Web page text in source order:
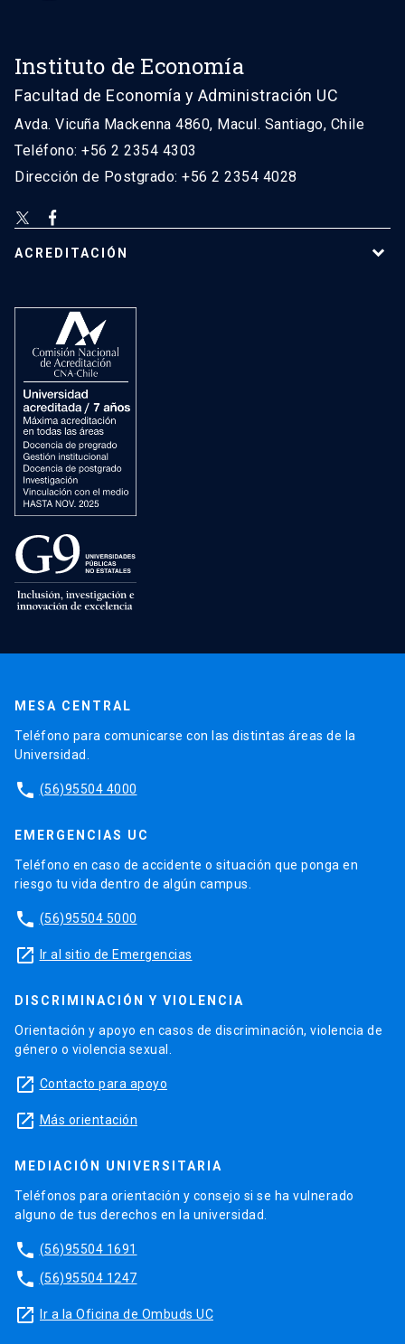
Instituto de Economía
Facultad de Economía y Administración UC
Avda. Vicuña Mackenna 4860, Macul. Santiago, Chile
Teléfono: +56 2 2354 4303
Dirección de Postgrado: +56 2 2354 4028
ACREDITACIÓN
MESA CENTRAL
Teléfono para comunicarse con las distintas áreas de la
Universidad.
phone (56)95504 4000
EMERGENCIAS UC
Teléfono en caso de accidente o situación que ponga en
riesgo tu vida dentro de algún campus.
phone (56)95504 5000
launch Ir al sitio de Emergencias
DISCRIMINACIÓN Y VIOLENCIA
Orientación y apoyo en casos de discriminación, violencia de
género o violencia sexual.
launch Contacto para apoyo
launch Más orientación
MEDIACIÓN UNIVERSITARIA
Teléfonos para orientación y consejo si se ha vulnerado
alguno de tus derechos en la universidad.
phone (56)95504 1691
phone (56)95504 1247
launch Ir a la Oficina de Ombuds UC